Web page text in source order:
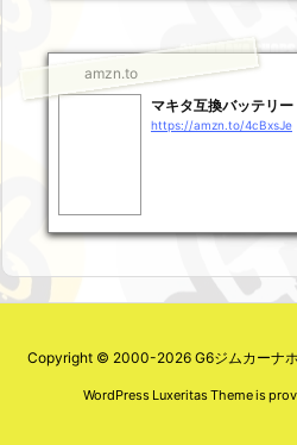
amzn.to
マキタ互換バッテリー
https://amzn.to/4cBxsJe
Copyright © 2000-2026 G6ジムカーナ
WordPress Luxeritas Theme is